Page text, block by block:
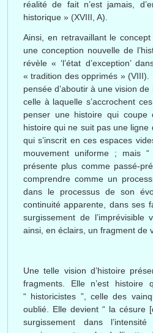
réalité de fait n’est jamais
historique » (XVIII , A).
Ainsi , en retravaillantle
une conception nouvelle de
révèle «‘l’état d’exception’
« tradition desopprimés »
pensée d’aboutir à une vision de
celle à laquelle s’accrochent ces
penser une histoire qui coupe
histoire qui ne suit pas une ligne
quis’inscrit en ces espaces
mouvement
uniforme; mais
présente plus comme passé-
comprendre commeun
dans le processus de son
continuité apparente dans ses
surgissement de l’imprévisible
ainsi , en éclairs , un fragment de
Une telle vision d’histoire
fragments. Elle n’est histoire
“ historicistes ”,celle des
oublié . Elle devient“ la césure
surgissement
dans l’intensité